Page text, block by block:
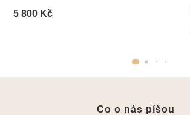
5 800 Kč
Co o nás píšou